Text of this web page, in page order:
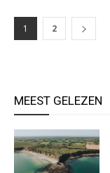
1 2
MEEST GELEZEN